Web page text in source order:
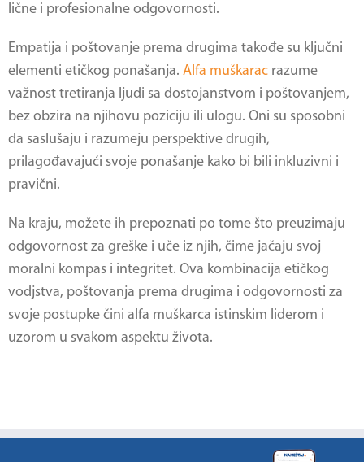
lične i profesionalne odgovornosti.
Empatija i poštovanje prema drugima takođe su ključni
elementi etičkog ponašanja. Alfa muškarac razume
važnost tretiranja ljudi sa dostojanstvom i poštovanjem,
bez obzira na njihovu poziciju ili ulogu. Oni su sposobni
da saslušaju i razumeju perspektive drugih,
prilagođavajući svoje ponašanje kako bi bili inkluzivni i
pravični.
Na kraju, možete ih prepoznati po tome što preuzimaju
odgovornost za greške i uče iz njih, čime jačaju svoj
moralni kompas i integritet. Ova kombinacija etičkog
vodjstva, poštovanja prema drugima i odgovornosti za
svoje postupke čini alfa muškarca istinskim liderom i
uzorom u svakom aspektu života.